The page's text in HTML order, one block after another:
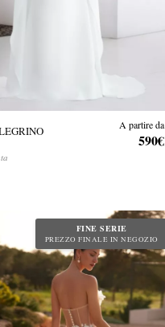
A partire da
590€
FINE SERIE
PREZZO FINALE IN NEGOZIO